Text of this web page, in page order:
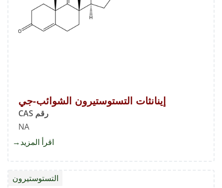
إينانثات التستوستيرون الشوائب-جي
رقم CAS
NA
اقرأ المزيد
التستوستيرون